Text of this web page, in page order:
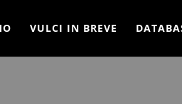
VULCI IN BREVE